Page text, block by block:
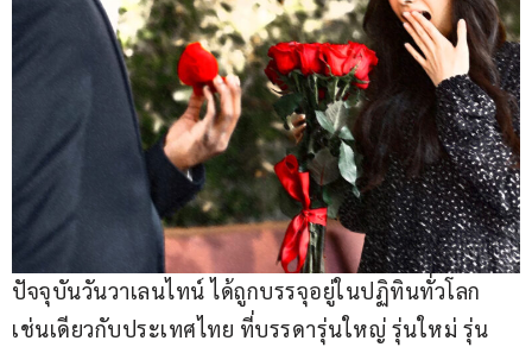
ปัจจุบันวันวาเลนไทน์ ได้ถูกบรรจุอยู่ในปฏิทินทั่วโลก
เช่นเดียวกับประเทศไทย ที่บรรดารุ่นใหญ่ รุ่นใหม่ รุ่น